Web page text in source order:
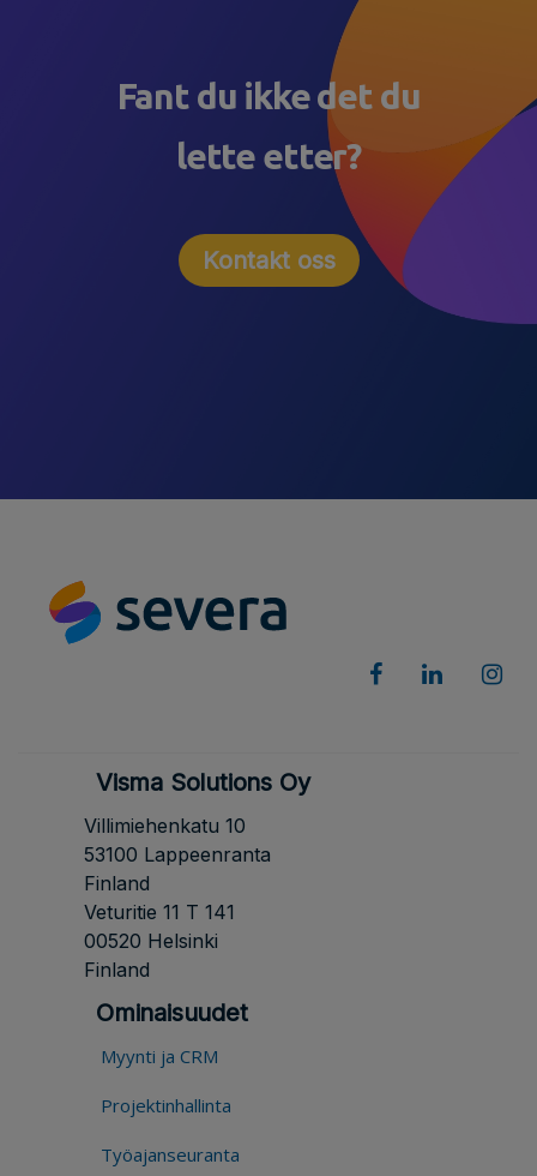
Fant du ikke det du
lette etter?
Kontakt oss
Visma Solutions Oy
Villimiehenkatu 10
53100 Lappeenranta
Finland
Veturitie 11 T 141
00520 Helsinki
Finland
Ominaisuudet
Myynti ja CRM
Projektinhallinta
Työajanseuranta